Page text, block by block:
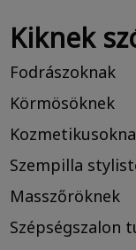
Kiknek
Fodrászoknak
Körmösöknek
Szempilla
Masszőröknek
Szépségszalon